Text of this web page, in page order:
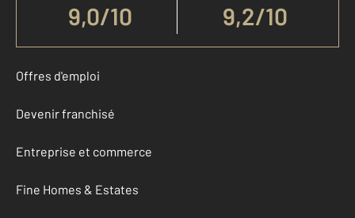
9,0/10 9,2/10
Offres d'emploi
Devenir franchisé
Entreprise et commerce
Fine Homes & Estates